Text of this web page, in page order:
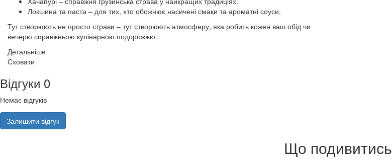
Локшина та паста – для тих, хто обожнює насичені смаки та ароматні соуси.
Тут створюють не просто страви – тут створюють атмосферу, яка робить кожен ваш обід чи
вечерю справжньою кулінарною подорожжю.
Детальніше
Сховати
Відгуки 0
Немає відгуків
Залишити відгук
Що подивитись